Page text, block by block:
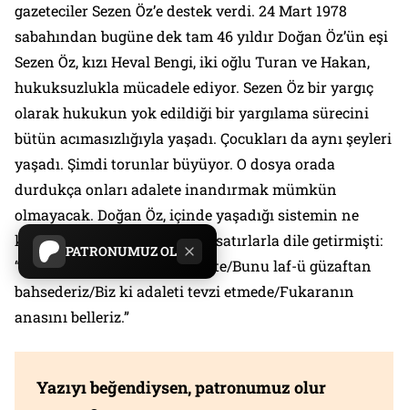
PATRONUMUZ OL
gazeteciler Sezen Öz’e destek verdi. 24 Mart 1978
sabahından bugüne dek tam 46 yıldır Doğan Öz’ün eşi
Sezen Öz, kızı Heval Bengi, iki oğlu Turan ve Hakan,
hukuksuzlukla mücadele ediyor. Sezen Öz bir yargıç
olarak hukukun yok edildiği bir yargılama sürecini
bütün acımasızlığıyla yaşadı. Çocukları da aynı şeyleri
yaşadı. Şimdi torunlar büyüyor. O dosya orada
durdukça onları adalete inandırmak mümkün
olmayacak. Doğan Öz, içinde yaşadığı sistemin ne
kadar adaletsiz olduğunu şu satırlarla dile getirmişti:
“Bin ibadet bedeldir bir adalete/Bunu laf-ü güzaftan
bahsederiz/Biz ki adaleti tevzi etmede/Fukaranın
anasını belleriz.”
Yazıyı beğendiysen, patronumuz olur